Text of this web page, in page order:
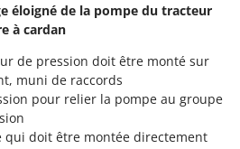
d'engrais
pour Feuilles
à dos
éloigné de la pompe du tracteur
à cardan
de pression doit être monté sur
muni de raccords
pour relier la pompe au groupe
qui doit être montée directement